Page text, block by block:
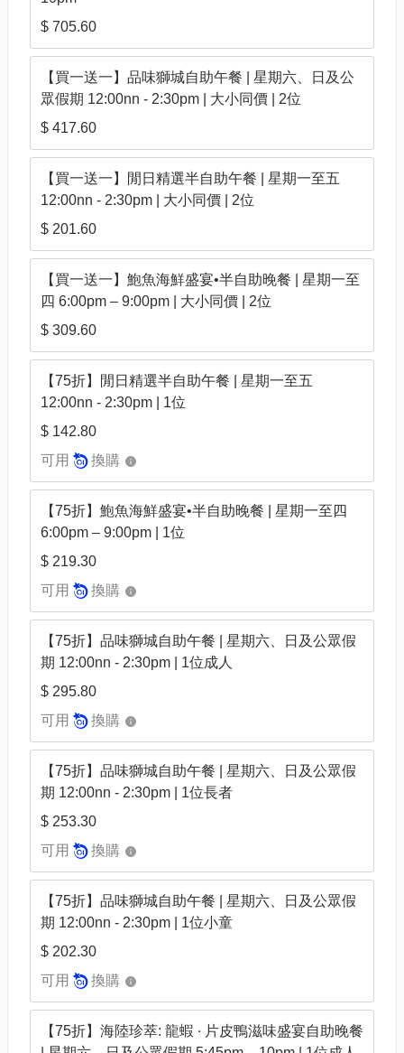
$ 705.60
【買一送一】品味獅城自助午餐 | 星期六、日及公
眾假期 12:00nn - 2:30pm | 大小同價 | 2位
$ 417.60
【買一送一】閒日精選半自助午餐 | 星期一至五
12:00nn - 2:30pm | 大小同價 | 2位
$ 201.60
【買一送一】鮑魚海鮮盛宴•半自助晚餐 | 星期一至
四 6:00pm – 9:00pm | 大小同價 | 2位
$ 309.60
【75折】閒日精選半自助午餐 | 星期一至五
12:00nn - 2:30pm | 1位
$ 142.80
可用
換購
【75折】鮑魚海鮮盛宴•半自助晚餐 | 星期一至四
6:00pm – 9:00pm | 1位
$ 219.30
可用
換購
【75折】品味獅城自助午餐 | 星期六、日及公眾假
期 12:00nn - 2:30pm | 1位成人
$ 295.80
可用
換購
【75折】品味獅城自助午餐 | 星期六、日及公眾假
期 12:00nn - 2:30pm | 1位長者
$ 253.30
可用
換購
【75折】品味獅城自助午餐 | 星期六、日及公眾假
期 12:00nn - 2:30pm | 1位小童
$ 202.30
可用
換購
【75折】海陸珍萃: 龍蝦 ‧ 片皮鴨滋味盛宴自助晚餐